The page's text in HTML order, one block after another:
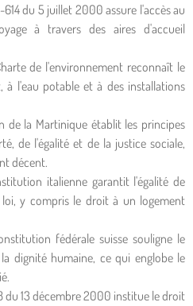
du 5 juillet 2000 assure l'accès au
à travers des aires d'accueil
de l'environnement reconnaît le
l'eau potable et à des installations
de la Martinique établit les principes
de l'égalité et de la justice sociale,
décent.
italienne garantit l'égalité de
y compris le droit à un logement
fédérale suisse souligne le
dignité humaine, ce qui englobe le
du 13 décembre 2000 institue le droit